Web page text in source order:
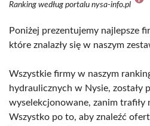
Ranking według portalu nysa-info.pl
Poniżej prezentujemy najlepsze
które znalazły się w naszym
Wszystkie firmy w naszym
hydraulicznych w Nysie, zostały
wyselekcjonowane, zanim trafiły
Wszystko po to, aby znaleźć